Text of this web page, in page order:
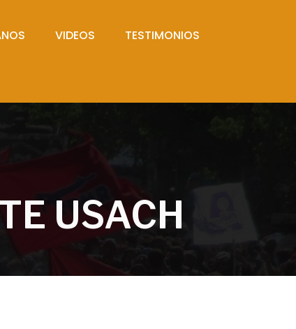
VIDEOS
TESTIMONIOS
USACH